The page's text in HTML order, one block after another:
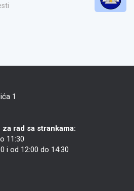
1
rad sa strankama:
11:30
i od 12:00 do 14:30